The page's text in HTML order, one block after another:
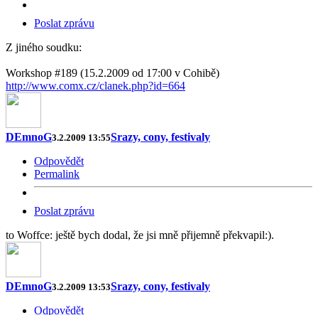
Poslat zprávu
Z jiného soudku:
Workshop #189 (15.2.2009 od 17:00 v Cohibě)
http://www.comx.cz/clanek.php?id=664
DEmnoG3.2.2009 13:55Srazy, cony, festivaly
Odpovědět
Permalink
Poslat zprávu
to Woffce: ještě bych dodal, že jsi mně přijemně překvapil:).
DEmnoG3.2.2009 13:53Srazy, cony, festivaly
Odpovědět